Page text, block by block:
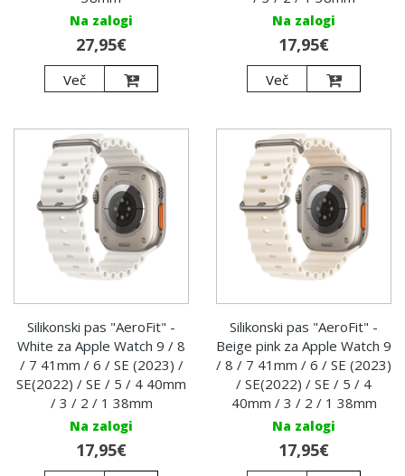
Na zalogi
27,95€
Več
Na zalogi
17,95€
Več
Silikonski pas "AeroFit" -
White za Apple Watch 9 / 8
/ 7 41mm / 6 / SE (2023) /
SE(2022) / SE / 5 / 4 40mm
/ 3 / 2 / 1 38mm
Na zalogi
17,95€
Silikonski pas "AeroFit" -
Beige pink za Apple Watch 9
/ 8 / 7 41mm / 6 / SE (2023)
/ SE(2022) / SE / 5 / 4
40mm / 3 / 2 / 1 38mm
Na zalogi
17,95€